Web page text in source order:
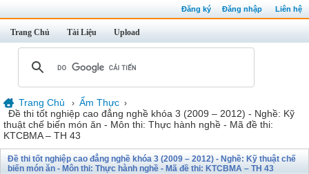
Đăng ký Đăng nhập Liên hệ
Trang Chủ Tài Liệu Upload
Trang Chủ › Ẩm Thực ›
Đề thi tốt nghiệp cao đẳng nghề khóa 3 (2009 – 2012) - Nghề: Kỹ
thuật chế biến món ăn - Môn thi: Thực hành nghề - Mã đề thi:
KTCBMA – TH 43
Đề thi tốt nghiệp cao đẳng nghề khóa 3 (2009 – 2012) - Nghề: Kỹ thuật chế
biến món ăn - Môn thi: Thực hành nghề - Mã đề thi: KTCBMA – TH 43